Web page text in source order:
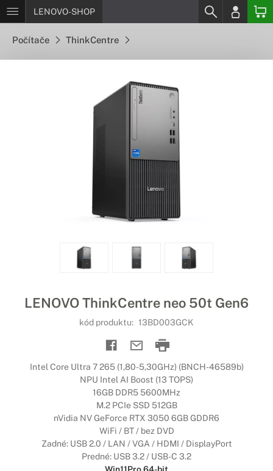
LENOVO-SHOP
Počítače ThinkCentre
LENOVO ThinkCentre neo 50t Gen6
kód produktu: 13BD003GCK
Intel Core Ultra 7 265 (1,80-5,30GHz) (BNCH-46589b)
NPU Intel AI Boost (13 TOPS)
16GB DDR5 5600MHz
M.2 PCIe SSD 512GB
nVidia NV GeForce RTX 3050 6GB GDDR6
WiFi / BT / bez DVD
Zadné: USB 2.0 / LAN / VGA / HDMI / DisplayPort
Predné: USB 3.2 / USB-C 3.2